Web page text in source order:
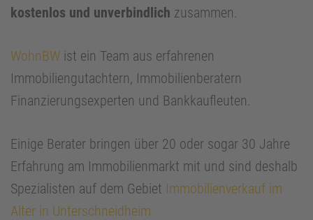
kostenlos und unverbindlich zusammen.
WohnBW ist ein Team aus erfahrenen
Immobiliengutachtern, Immobilienberatern
Finanzierungsexperten und Bankkaufleuten.
Einige Berater bringen über 20 oder sogar 30 Jahre
Erfahrung am Immobilienmarkt mit und sind deshalb
Spezialisten auf dem Gebiet Immobilienverkauf im
Alter in Unterschneidheim